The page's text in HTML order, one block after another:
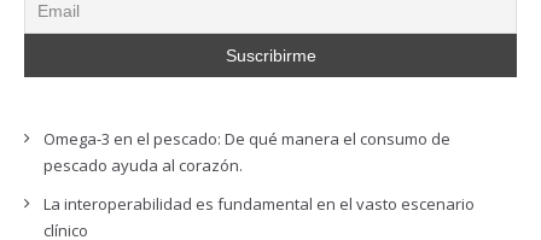
Omega-3 en el pescado: De qué manera el consumo de
pescado ayuda al corazón.
La interoperabilidad es fundamental en el vasto escenario
clínico